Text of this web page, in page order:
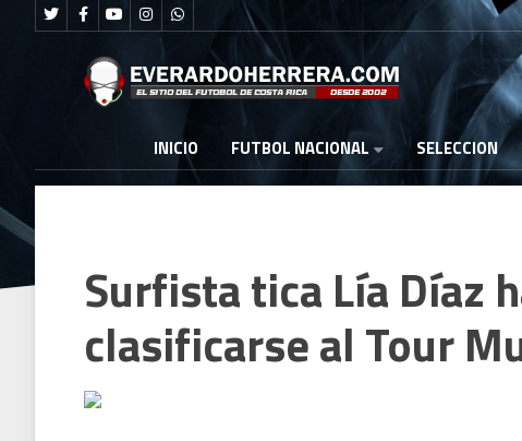
INICIO FUTBOL NACIONAL SELECCION
Surfista tica Lía Díaz
clasificarse al Tour